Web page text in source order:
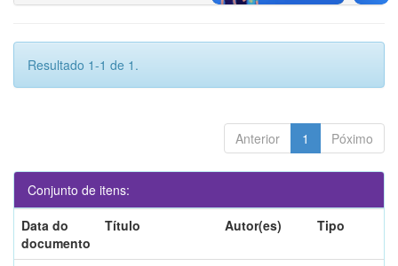
Resultado 1-1 de 1.
Anterior 1 Póximo
Conjunto de itens:
Data do
documento
Título Autor(es) Tipo